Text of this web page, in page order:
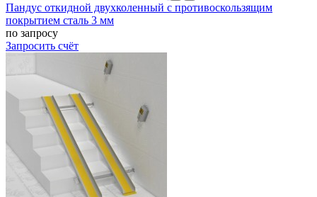
Пандус откидной двухколенный с противоскользящим
покрытием сталь 3 мм
по запросу
Запросить счёт